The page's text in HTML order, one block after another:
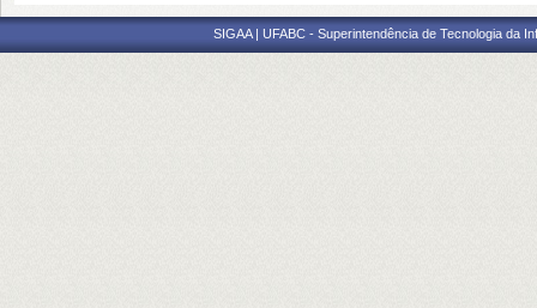
SIGAA | UFABC - Superintendência de Tecnologia da